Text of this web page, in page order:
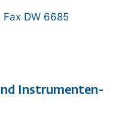
Fax DW 6685
Instrumenten­